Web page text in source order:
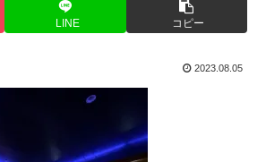
LINE コピー
2023.08.05